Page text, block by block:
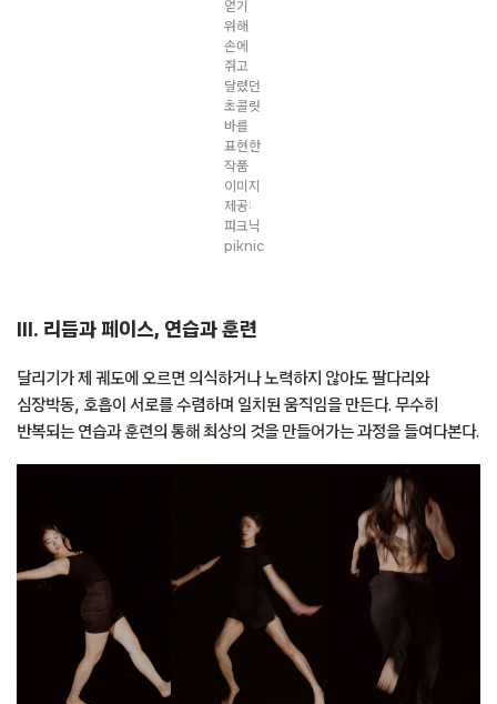
노보 Novo 〈모어 호프 런 More Hope Run〉 | 한국
베를린 마라톤에 참가한 당시, 에너지를 얻기 위해 손에 쥐고 달렸던 초콜릿 바를
III. 리듬과 페이스, 연습과 훈련
달리기가 제 궤도에 오르면 의식하거나 노력하지 않아도 팔다리와
아트프로젝트보라 〈러너 : 시간 기록하기〉 | 한국
스티브 라이히의 곡 ‘러너’에 맞추어 달리는 동작과
시간에 따라 변화하는 페이스를 표현한 무용 작품
이미지 제공: 피크닉 piknic